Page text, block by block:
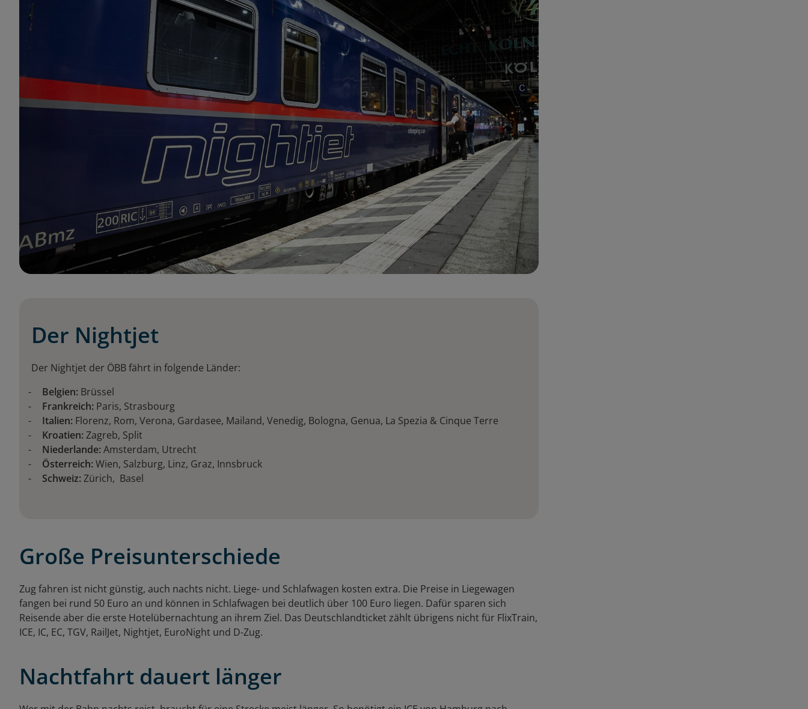
Der Nightjet
Der Nightjet der ÖBB fährt in folgende Länder:
Belgien: Brüssel
Frankreich: Paris, Strasbourg
Italien: Florenz, Rom, Verona, Gardasee, Mailand, Venedig, Bologna, Genua, La Spezia & Cinque Terre
Kroatien:Zagreb, Split
Niederlande:Amsterdam, Utrecht
Österreich:Wien, Salzburg, Linz, Graz, Innsbruck
Schweiz:Zürich, Basel
Große Preisunterschiede
Zug fahren ist nicht günstig, auch nachts nicht. Liege- und Schlafwagen kosten extra. Die Preise in Liegewagen
fangen bei rund 50 Euro an und können in Schlafwagen bei deutlich über 100 Euro liegen. Dafür sparen sich
Reisende aber die erste Hotelübernachtung an ihrem Ziel. Das Deutschlandticket zählt übrigens nicht für FlixTrain,
ICE, IC, EC, TGV, RailJet, Nightjet, EuroNight und D-Zug.
Nachtfahrt dauert länger